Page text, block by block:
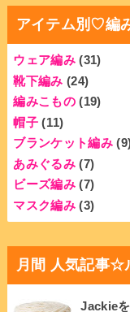
アイテム別♡編
ウェア編み (31)
靴下編み (24)
編みこもの (19)
帽子 (11)
ブランケット編み
あみぐるみ (7)
ビーズ編み (7)
マスク編み (3)
月間 人気記事☆
Jackie